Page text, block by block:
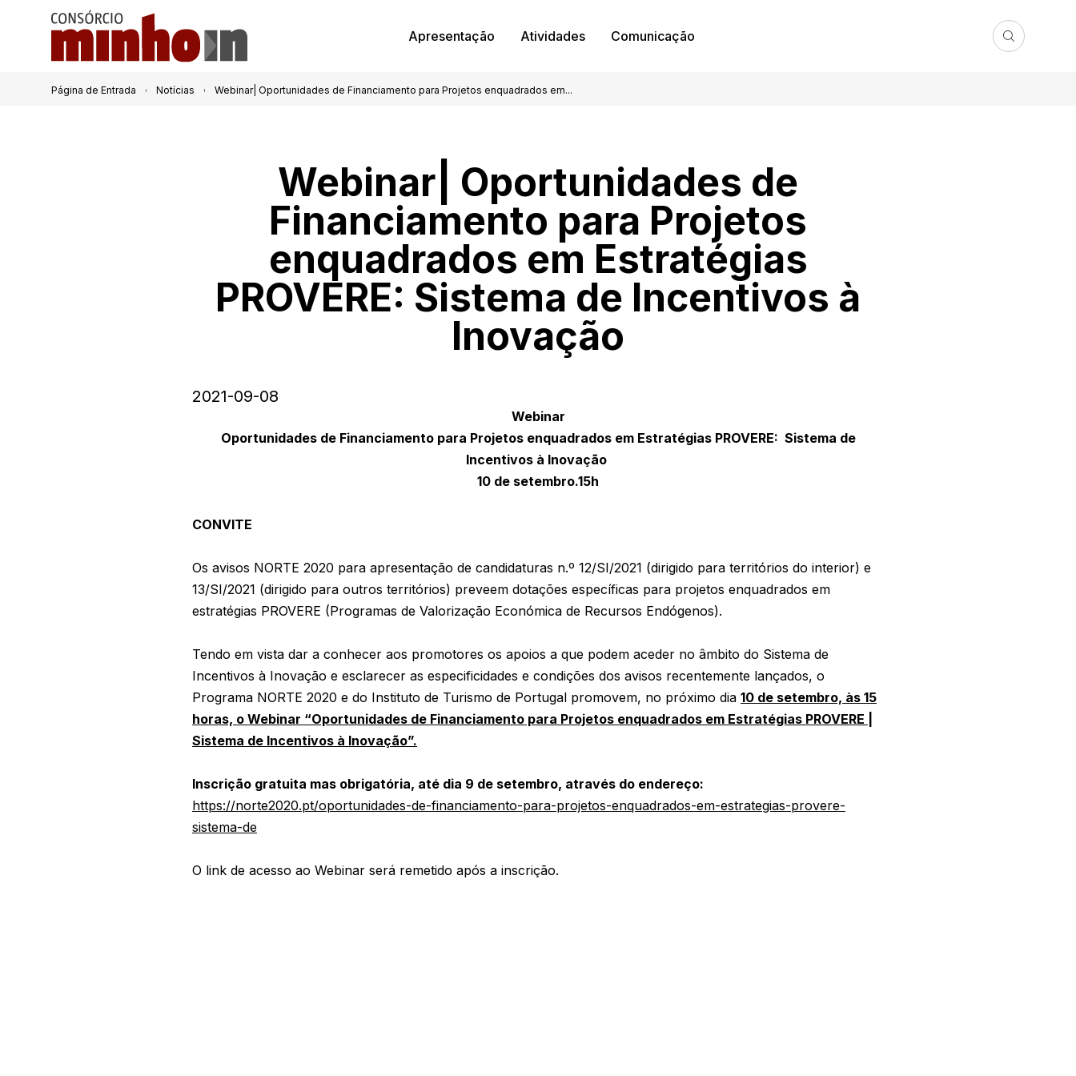
Apresentação Atividades Comunicação
Página de Entrada Notícias Webinar| Oportunidades de Financiamento para Projetos enquadrados em...
Webinar| Oportunidades de
Financiamento para Projetos
enquadrados em Estratégias
PROVERE: Sistema de Incentivos à
Inovação
2021-09-08
Webinar
Oportunidades de Financiamento para Projetos enquadrados em Estratégias PROVERE: Sistema de
Incentivos à Inovação
10 de setembro.15h
CONVITE
Os avisos NORTE 2020 para apresentação de candidaturas n.º 12/SI/2021 (dirigido para territórios do interior) e
13/SI/2021 (dirigido para outros territórios) preveem dotações específicas para projetos enquadrados em
estratégias PROVERE (Programas de Valorização Económica de Recursos Endógenos).
Tendo em vista dar a conhecer aos promotores os apoios a que podem aceder no âmbito do Sistema de
Incentivos à Inovação e esclarecer as especificidades e condições dos avisos recentemente lançados, o
Programa NORTE 2020 e do Instituto de Turismo de Portugal promovem, no próximo dia 10 de setembro, às 15
horas, o Webinar “Oportunidades de Financiamento para Projetos enquadrados em Estratégias PROVERE |
Sistema de Incentivos à Inovação”.
Inscrição gratuita mas obrigatória, até dia 9 de setembro, através do endereço:
https://norte2020.pt/oportunidades-de-financiamento-para-projetos-enquadrados-em-estrategias-provere-
sistema-de
O link de acesso ao Webinar será remetido após a inscrição.